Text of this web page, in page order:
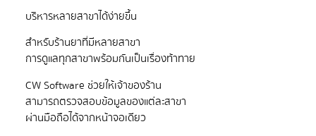
สำหรับร้านยาที่มีหลายสาขา
CW Software ช่วยให้เจ้าของร้าน
สามารถตรวจสอบข้อมูลของแต่ละสาขา